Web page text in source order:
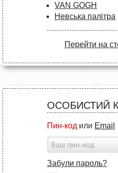
VAN GOGH
Невська палітра
Перейти на
ОСОБИСТИЙ
Пин-код или Email
Забули пароль?